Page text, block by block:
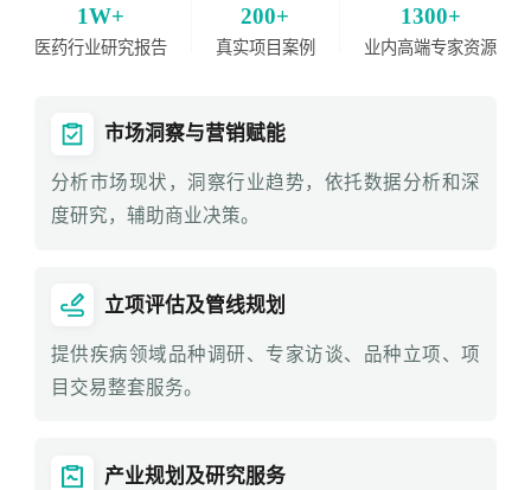
1W+
医药行业研究报告
200+
真实项目案例
1300+
业内高端专家资源
市场洞察与营销赋能
分析市场现状，洞察行业趋势，依托数据分析和深
度研究，辅助商业决策。
立项评估及管线规划
提供疾病领域品种调研、专家访谈、品种立项、项
目交易整套服务。
产业规划及研究服务